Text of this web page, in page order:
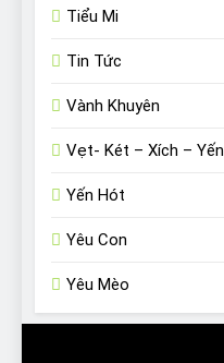
Tiểu Mi
Tin Tức
Vành Khuyên
Vẹt- Két – Xích –
Yến Hót
Yêu Con
Yêu Mèo